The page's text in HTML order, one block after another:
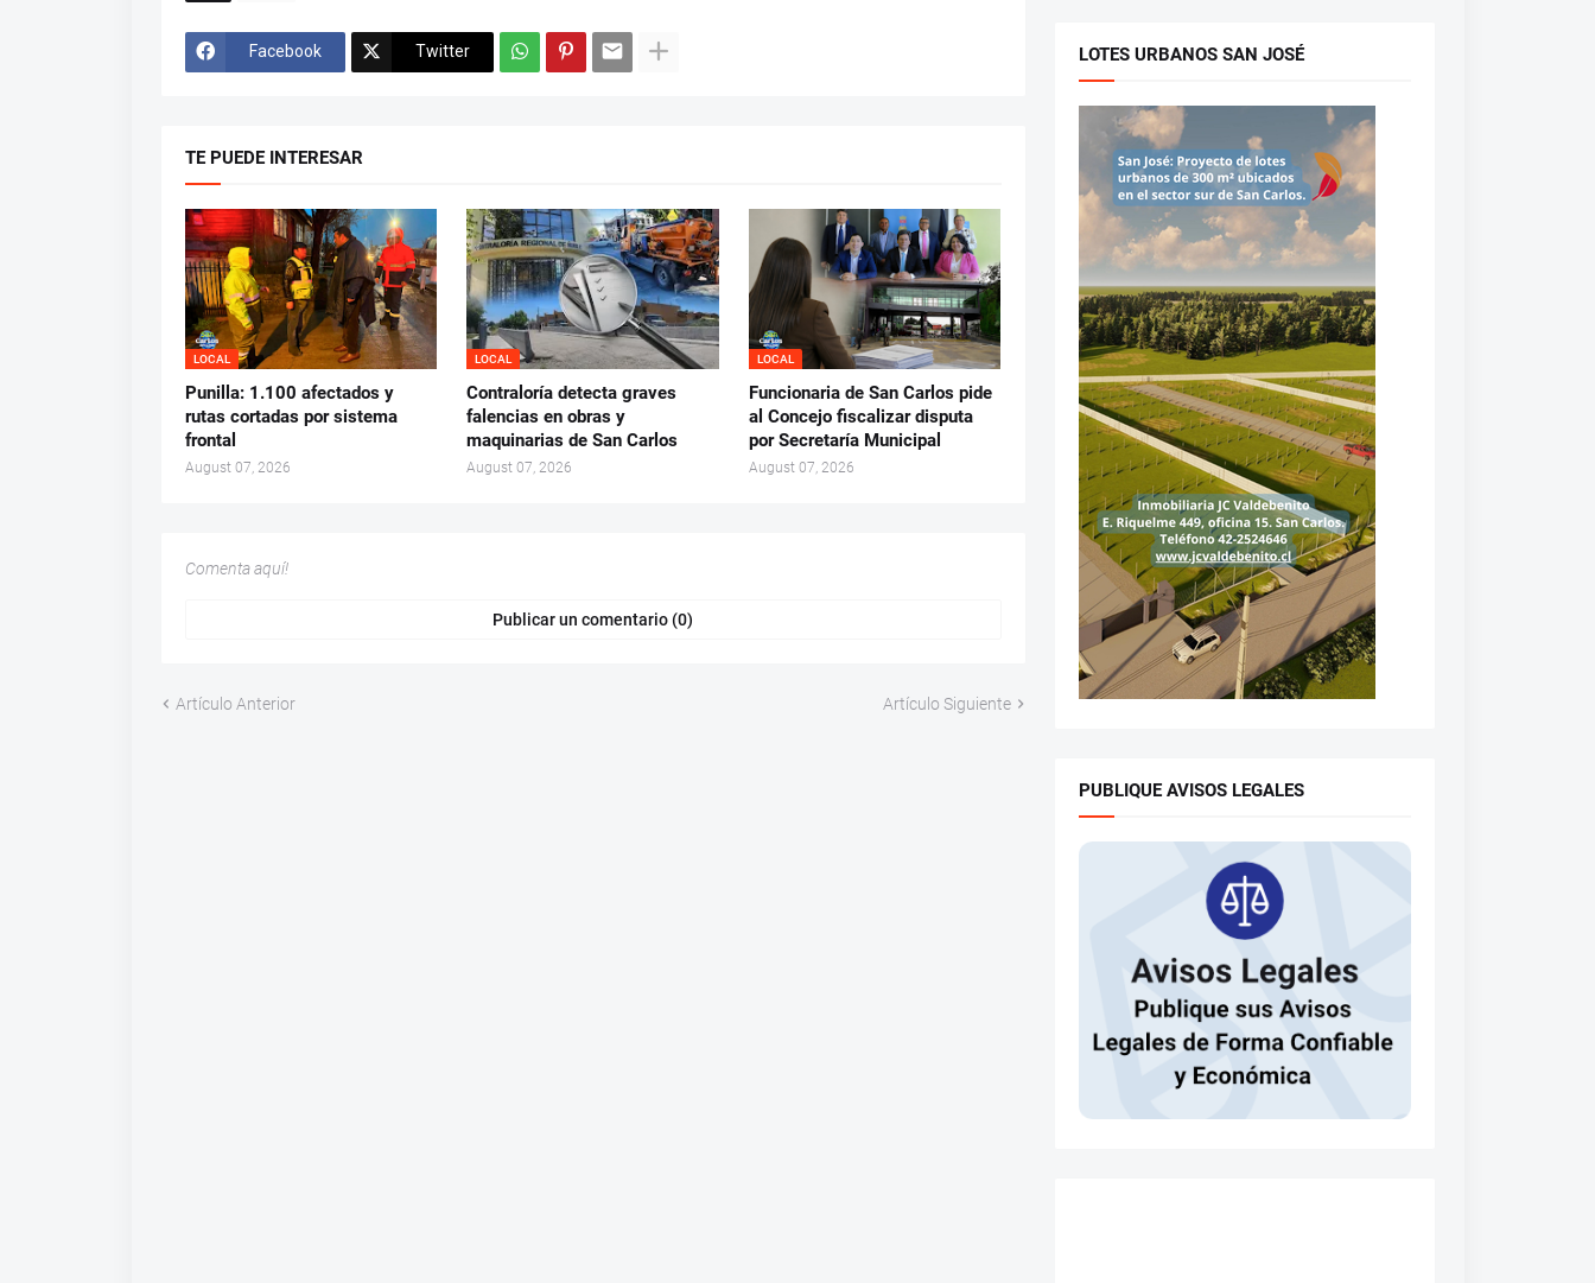
Facebook Twitter
TE PUEDE INTERESAR
LOCAL
Punilla: 1.100 afectados y
rutas cortadas por sistema
frontal
August 07, 2026
LOCAL
Contraloría detecta graves
falencias en obras y
maquinarias de San Carlos
August 07, 2026
LOCAL
Funcionaria de San Carlos pide
al Concejo fiscalizar disputa
por Secretaría Municipal
August 07, 2026
Comenta aquí!
Publicar un comentario (0)
Artículo Anterior Artículo Siguiente
LOTES URBANOS SAN JOSÉ
PUBLIQUE AVISOS LEGALES